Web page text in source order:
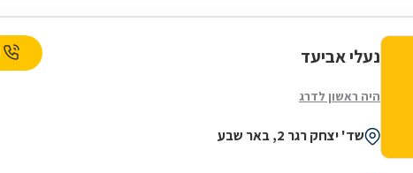
נעלי אביעד
היה ראשון לדרג
שד' יצחק רגר 2, באר שבע